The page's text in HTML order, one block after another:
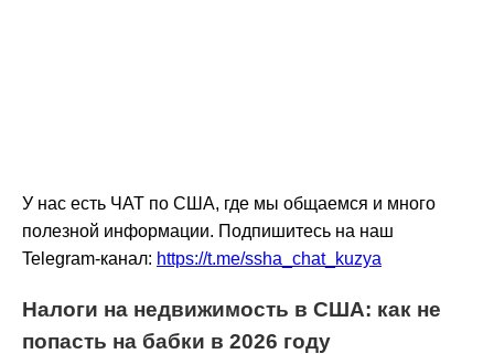
У нас есть ЧАТ по США, где мы общаемся и много
полезной информации. Подпишитесь на наш
Telegram-канал: https://t.me/ssha_chat_kuzya
Налоги на недвижимость в США: как не
попасть на бабки в 2026 году